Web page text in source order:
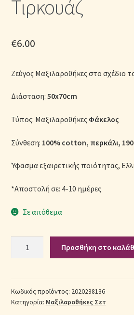
Μονόχρωμες Παπλωματοθήκες
Πικέ Κουβέρτες
Πληρωμές
Πολιτική cookie
Σεντόνια Σετ
Τιρκουάζ
€6.00
Ζεύγος Μαξιλαροθήκες στο σχέδιο
Διάσταση: 50x70cm
Τύπος: Μαξιλαροθήκες Φάκελος
Σύνθεση: 100% cotton, περκάλι,
Ύφασμα εξαιρετικής ποιότητας,
*Αποστολή σε: 4-10 ημέρες
Σε απόθεμα
Φάσα
(Π:
Προσθήκη στο
Κωδικός προϊόντος: 2020238136
Κατηγορία: Μαξιλαροθήκες Σετ